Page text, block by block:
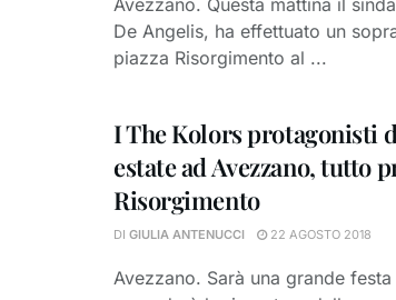
De Angelis, ha effettuato un
piazza Risorgimento al ...
I The Kolors protagonisti
estate ad Avezzano, tutto
Risorgimento
DI GIULIA ANTENUCCI 22 AGOSTO 2018
Avezzano. Sarà una grande